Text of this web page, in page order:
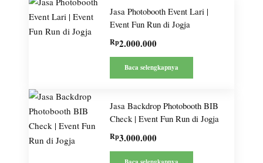
Jasa Photobooth Event Lari |
Event Fun Run di Jogja
Rp2.000.000
Baca selengkapnya
Jasa Backdrop Photobooth BIB
Check | Event Fun Run di Jogja
Rp3.000.000